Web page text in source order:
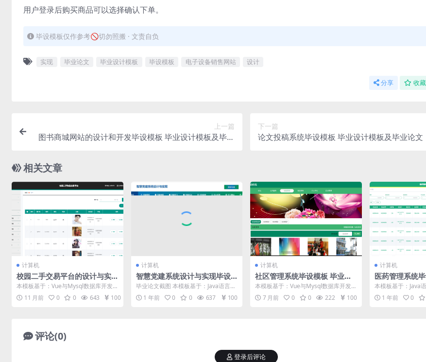
用户登录后购买商品可以选择确认下单。
毕设模板仅作参考🚫切勿照搬 · 文责自负
实现 毕业论文 毕业设计模板 毕设模板 电子设备销售网站 设计
分享 收藏
上一篇
图书商城网站的设计和开发毕设模板 毕业设计模板及毕业
下一篇
论文投稿系统毕设模板 毕业设计模板及毕业论文
相关文章
计算机
校园二手交易平台的设计与实
现毕设模板 毕业设计模板及毕
业论文
本模板基于：Vue与Mysql数据库开发
系统功能实现 系统实现部分就是将系统
分...11 月前 0 0 643 100
计算机
智慧党建系统设计与实现毕设
模板 毕业设计模板及毕业论文
与PPT
毕业论文截图 本模板基于：Java语言与
Mysql数据库开发 系统功能实现 系统...
1 年前 0 0 637 100
计算机
社区管理系统毕设模板 毕业设
计模板及毕业论文
本模板基于：Vue与Mysql数据库开发
系统的实现 功能模块的实现 用户信息
管...7 月前 0 0 222 100
计算机
医药管理系统
计模板及毕业
本模板基于：Java
开发 系统实现 下面
现...1 年前 0
评论(0)
登录后评论